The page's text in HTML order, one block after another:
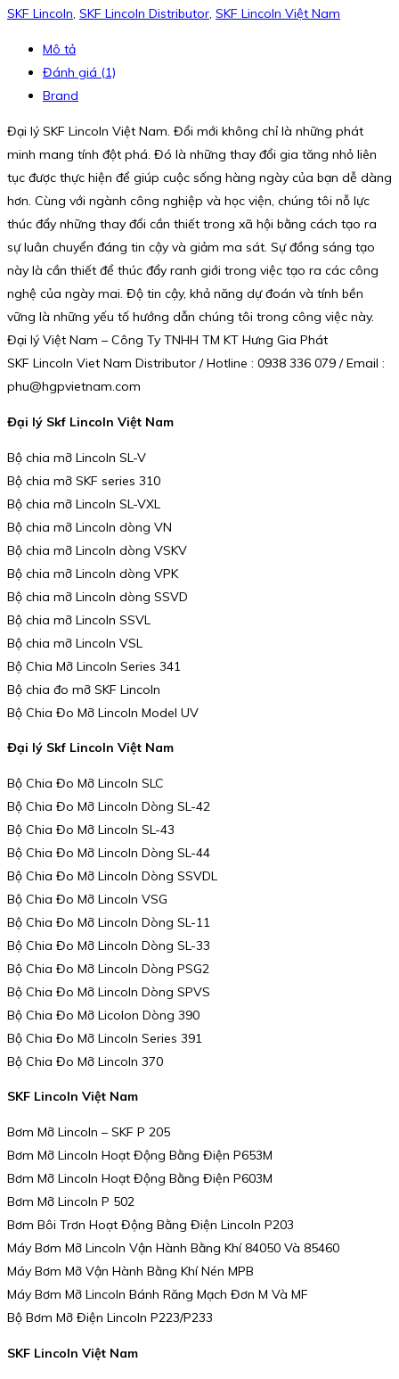
SKF Lincoln, SKF Lincoln Distributor, SKF Lincoln Việt Nam
Mô tả
Đánh giá (1)
Brand
Đại lý SKF Lincoln Việt Nam. Đổi mới không chỉ là những phát
minh mang tính đột phá. Đó là những thay đổi gia tăng nhỏ liên
tục được thực hiện để giúp cuộc sống hàng ngày của bạn dễ dàng
hơn. Cùng với ngành công nghiệp và học viện, chúng tôi nỗ lực
thúc đẩy những thay đổi cần thiết trong xã hội bằng cách tạo ra
sự luân chuyển đáng tin cậy và giảm ma sát. Sự đồng sáng tạo
này là cần thiết để thúc đẩy ranh giới trong việc tạo ra các công
nghệ của ngày mai. Độ tin cậy, khả năng dự đoán và tính bền
vững là những yếu tố hướng dẫn chúng tôi trong công việc này.
Đại lý Việt Nam – Công Ty TNHH TM KT Hưng Gia Phát
SKF Lincoln Viet Nam Distributor / Hotline : 0938 336 079 / Email :
phu@hgpvietnam.com
Đại lý Skf Lincoln Việt Nam
Bộ chia mỡ Lincoln SL-V
Bộ chia mỡ SKF series 310
Bộ chia mỡ Lincoln SL-VXL
Bộ chia mỡ Lincoln dòng VN
Bộ chia mỡ Lincoln dòng VSKV
Bộ chia mỡ Lincoln dòng VPK
Bộ chia mỡ Lincoln dòng SSVD
Bộ chia mỡ Lincoln SSVL
Bộ chia mỡ Lincoln VSL
Bộ Chia Mỡ Lincoln Series 341
Bộ chia đo mỡ SKF Lincoln
Bộ Chia Đo Mỡ Lincoln Model UV
Đại lý Skf Lincoln Việt Nam
Bộ Chia Đo Mỡ Lincoln SLC
Bộ Chia Đo Mỡ Lincoln Dòng SL-42
Bộ Chia Đo Mỡ Lincoln SL-43
Bộ Chia Đo Mỡ Lincoln Dòng SL-44
Bộ Chia Đo Mỡ Lincoln Dòng SSVDL
Bộ Chia Đo Mỡ Lincoln VSG
Bộ Chia Đo Mỡ Lincoln Dòng SL-11
Bộ Chia Đo Mỡ Lincoln Dòng SL-33
Bộ Chia Đo Mỡ Lincoln Dòng PSG2
Bộ Chia Đo Mỡ Lincoln Dòng SPVS
Bộ Chia Đo Mỡ Licolon Dòng 390
Bộ Chia Đo Mỡ Lincoln Series 391
Bộ Chia Đo Mỡ Lincoln 370
SKF Lincoln Việt Nam
Bơm Mỡ Lincoln – SKF P 205
Bơm Mỡ Lincoln Hoạt Động Bằng Điện P653M
Bơm Mỡ Lincoln Hoạt Động Bằng Điện P603M
Bơm Mỡ Lincoln P 502
Bơm Bôi Trơn Hoạt Động Bằng Điện Lincoln P203
Máy Bơm Mỡ Lincoln Vận Hành Bằng Khí 84050 Và 85460
Máy Bơm Mỡ Vận Hành Bằng Khí Nén MPB
Máy Bơm Mỡ Lincoln Bánh Răng Mạch Đơn M Và MF
Bộ Bơm Mỡ Điện Lincoln P223/P233
SKF Lincoln Việt Nam